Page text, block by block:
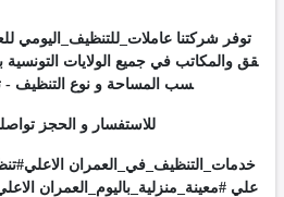
توفر شركتنا عاملات_للتنظيف_اليومي
سب المساحة و نوع التنظيف
علي #معينة_منزلية_باليوم_العمران